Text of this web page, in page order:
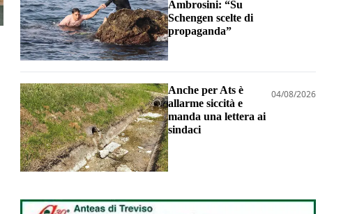
Ambrosini: “Su
Schengen scelte di
propaganda”
Anche per Ats è
allarme siccità e
manda una lettera ai
sindaci
04/08/2026